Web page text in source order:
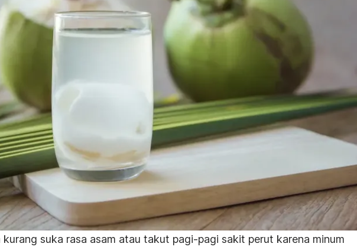
kurang suka rasa asam atau takut pagi-pagi sakit perut karena minum